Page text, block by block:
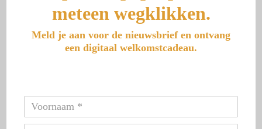
levensangst bij alleengeboren
meteen wegklikken.
Meld je aan voor de nieuwsbrief en ontvang
een digitaal welkomstcadeau.